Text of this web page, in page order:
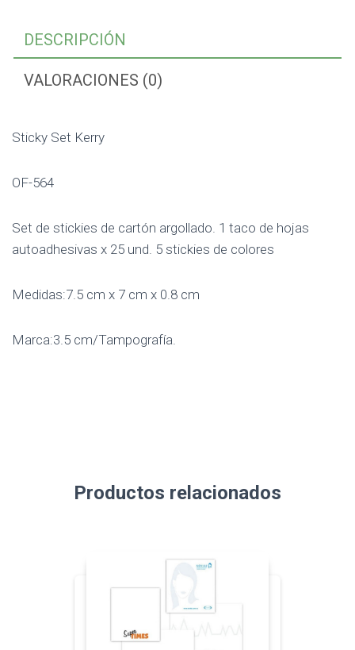
DESCRIPCIÓN
VALORACIONES (0)
Sticky Set Kerry
OF-564
Set de stickies de cartón argollado. 1 taco de hojas
autoadhesivas x 25 und. 5 stickies de colores
Medidas:7.5 cm x 7 cm x 0.8 cm
Marca:3.5 cm/Tampografía.
Productos relacionados